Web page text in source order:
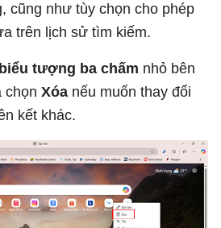
cũng như tùy chọn cho phép
trên lịch sử tìm kiếm.
biểu tượng ba chấm nhỏ bên
chọn Xóa nếu muốn thay đổi
kết khác.